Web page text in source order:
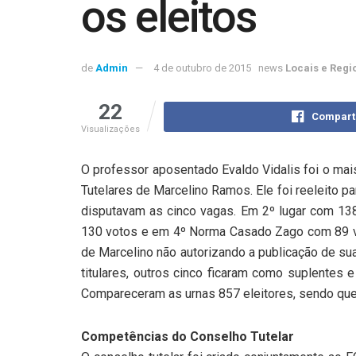
os eleitos
de Admin 4 de outubro de 2015 news Locais e
22
Visualizações
O professor aposentado Evaldo Vidalis foi o
Tutelares de Marcelino Ramos. Ele foi reeleito
disputavam as cinco vagas. Em 2º lugar com
130 votos e em 4º Norma Casado Zago com
de Marcelino não autorizando a publicação de
titulares, outros cinco ficaram como suplentes
Compareceram as urnas 857 eleitores, sendo
Competências do Conselho Tutelar